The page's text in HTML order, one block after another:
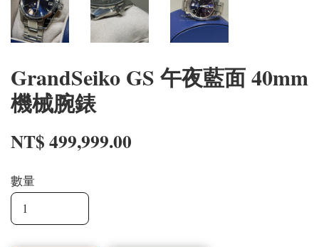
GrandSeiko GS 午夜藍面 40mm
機械腕錶
NT$ 499,999.00
數量